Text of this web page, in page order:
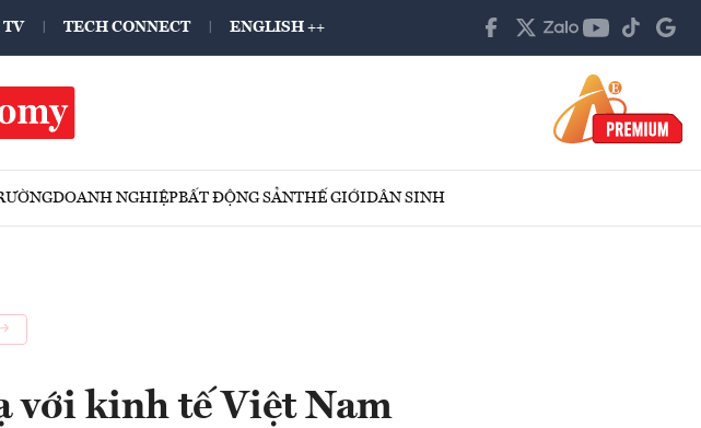
TV TECH CONNECT ENGLISH ++
DOANH NGHIỆPBẤT ĐỘNG SẢNTHẾ GIỚIDÂN SINH
với kinh tế Việt Nam